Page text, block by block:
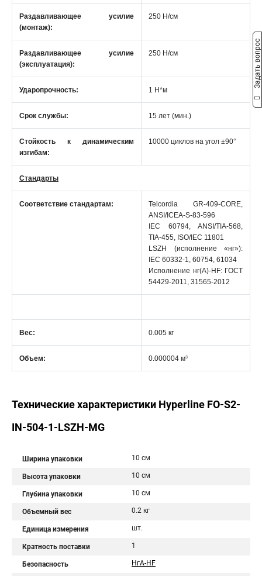
Раздавливающее усилие
(монтаж):
250 Н/см
Раздавливающее усилие
(эксплуатация):
250 Н/см
Ударопрочность: 1 Н*м
Срок службы: 15 лет (мин.)
Стойкость к динамическим
изгибам:
10000 циклов на угол ±90°
Стандарты
Соответствие стандартам:
Telcordia GR-409-CORE,
ANSI/ICEA-S-83-596
IEC 60794, ANSI/TIA-568,
TIA-455, ISO/IEC 11801
LSZH (исполнение «нг»):
IEC 60332-1, 60754, 61034
Исполнение нг(А)-HF: ГОСТ
54429-2011, 31565-2012
Вес: 0.005 кг
Объем: 0.000004 м3
Технические характеристики Hyperline FO-S2-
IN-504-1-LSZH-MG
Ширина упаковки 10 см
Высота упаковки 10 см
Глубина упаковки 10 см
Объемный вес 0.2 кг
Единица измерения шт.
Кратность поставки 1
Безопасность НгА-HF
Задать вопрос